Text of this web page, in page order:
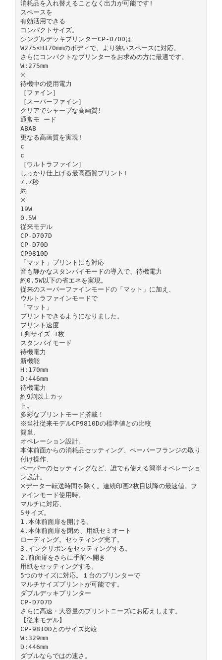
消耗品を入れ替えることなく出力が可能です!
スペースを
有効活用できる
コンパクトサイズ。
シングルデッキプリンターCP-D70Dは
W275×H170mmのボディで、より狭いスペースに対応。
さらにコンパクトなプリンターをお求めの方に最適です。
W:275mm
※
待機中の使用電力
［ファイン］
［スーパーファイン］
クリアでシャープな高画質!
通常モ ード
ABAB
更なる高画質を実現!
c
c
［ウルトラファイン］
しっかり仕上げる最高画質プリント!
7.7秒
約
※
19W
0.5W
従来モデル
CP-D707D
CP-D70D
CP9810D
「マット」プリントにも対応
音も静かなスタンバイモードの導入で、待機電力
約0.5W以下の省エネを実現。
従来のスーパーファインモードの「マット」に加え、
ウルトラファインモードで
「マット」
プリントできるようになりました。
プリント速度
L判サイズ 1枚
スタンバイモード
待機電力
新機能
H:170mm
D:446mm
待機電力
約9割以上カッ
ト。
多彩なプリントモード搭載！
※当社従来モデルCP9810Dの標準値との比較
簡単、
オペレーション設計。
本体前面からの消耗品セッティング、ペーパーフランジの取り
付け操作、
ペーパーのセッティングなど、誰でも使える簡単オペレーショ
ン設計。
※データー転送時間を除く。連続印画2枚目以降の最速値。フ
ァインモード使用時。
マルチに対応、
5サイズ。
1.本体前面扉を開ける。
4.本体前面扉を閉め、用紙セミオート
ローディング。セッティング完了。
3.インクリボンをセッティングする。
2.前面扉をさらに手前へ開き
用紙をセッティングする。
5つのサイズに対応。１台のプリンターで
マルチサイズプリントが可能です。
ダブルデッキプリンター
CP-D707D
さらに高速・大容量のプリントニーズにお応えします。
【従来モデル】
CP-9810Dとのサイズ比較
W:329mm
D:446mm
ダブルならではの速さ。